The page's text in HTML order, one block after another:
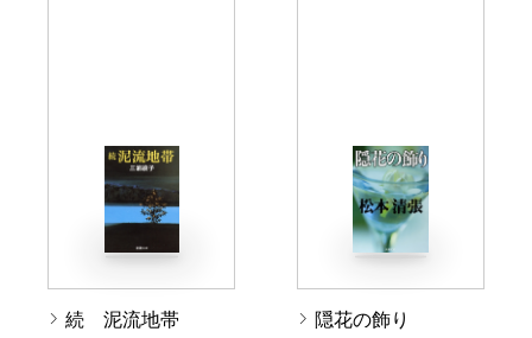
続 泥流地帯 隠花の飾り